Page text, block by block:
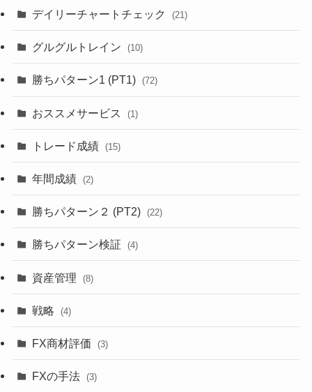
デイリーチャートチェック (21)
グルグルトレイン (10)
勝ちパターン1 (PT1) (72)
おススメサービス (1)
トレード成績 (15)
年間成績 (2)
勝ちパターン２ (PT2) (22)
勝ちパターン検証 (4)
資産管理 (8)
戦略 (4)
FX商材評価 (3)
FXの手法 (3)